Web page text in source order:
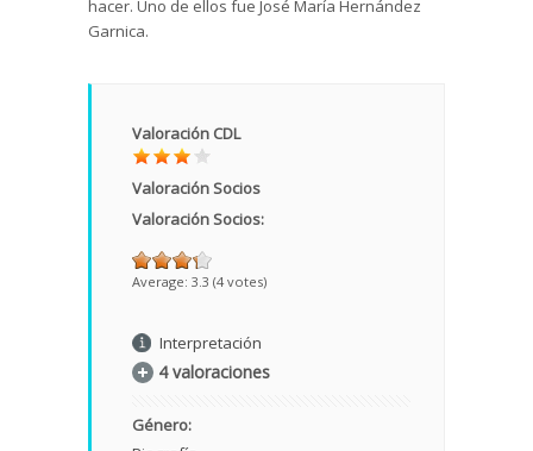
hacer. Uno de ellos fue José María Hernández
Garnica.
Valoración CDL
Valoración Socios
Valoración Socios:
Average: 3.3 (4 votes)
Interpretación
4 valoraciones
Género: